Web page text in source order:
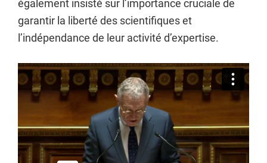
également insisté sur l’importance cruciale de
garantir la liberté des scientifiques et
l’indépendance de leur activité d’expertise.